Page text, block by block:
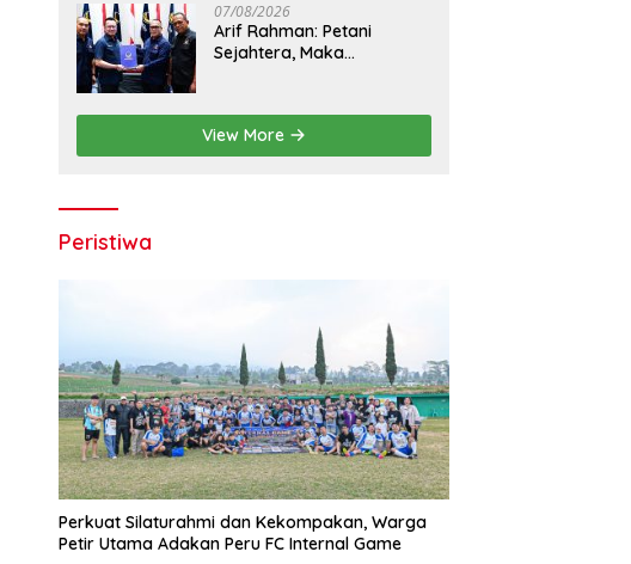
07/08/2026
Arif Rahman: Petani
Sejahtera, Maka
View More
Peristiwa
Perkuat Silaturahmi dan Kekompakan, Warga
Petir Utama Adakan Peru FC Internal Game